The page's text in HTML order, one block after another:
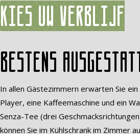
Kies uw verblijf
Bestens
In allen Gästezimmern erwarten Sie
Player, eine Kaffeemaschine und ein
Senza-Tee (drei
können Sie im Kühlschrank im Zimmer